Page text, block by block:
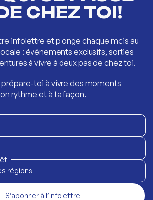
CHEZ TOI!
infolettre et plonge chaque mois au
: événements exclusifs, sorties
à vivre à deux pas de chez toi.
toi à vivre des moments
rythme et à ta façon.
régions
S’abonner à l’infolettre